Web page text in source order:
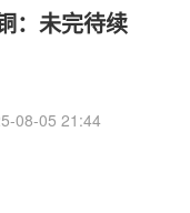
：未完待续
08-05 21:44